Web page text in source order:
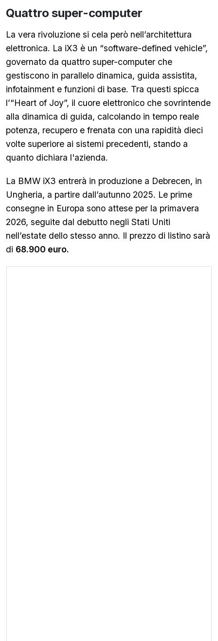
Quattro super-computer
La vera rivoluzione si cela però nell’architettura
elettronica. La iX3 è un “software-defined vehicle”,
governato da quattro super-computer che
gestiscono in parallelo dinamica, guida assistita,
infotainment e funzioni di base. Tra questi spicca
l’“Heart of Joy”, il cuore elettronico che sovrintende
alla dinamica di guida, calcolando in tempo reale
potenza, recupero e frenata con una rapidità dieci
volte superiore ai sistemi precedenti, stando a
quanto dichiara l'azienda.
La BMW iX3 entrerà in produzione a Debrecen, in
Ungheria, a partire dall’autunno 2025. Le prime
consegne in Europa sono attese per la primavera
2026, seguite dal debutto negli Stati Uniti
nell’estate dello stesso anno. Il prezzo di listino sarà
di 68.900 euro.